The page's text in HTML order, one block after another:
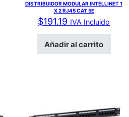
DISTRIBUIDOR MODULAR INTELLINET 1
X 2 RJ45 CAT 5E
$191.19 IVA Incluido
Añadir al carrito